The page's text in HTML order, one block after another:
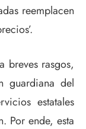
reemplacen
breves rasgos,
guardiana del
estatales
Por ende, esta